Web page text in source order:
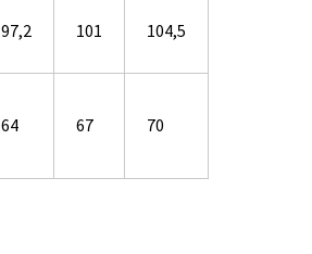
97,2 101 104,5
64 67 70